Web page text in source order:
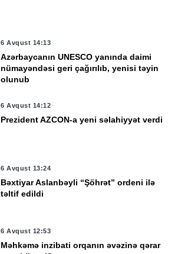
6 Avqust 14:13
Azərbaycanın UNESCO yanında daimi
nümayəndəsi geri çağırılıb, yenisi təyin
olunub
6 Avqust 14:12
Prezident AZCON-a yeni səlahiyyət verdi
6 Avqust 13:24
Bəxtiyar Aslanbəyli “Şöhrət” ordeni ilə
təltif edildi
6 Avqust 12:53
Məhkəmə inzibati orqanın əvəzinə qərar